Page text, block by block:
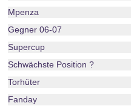
Mpenza
Gegner 06-07
Supercup
Schwächste Position ?
Torhüter
Fanday